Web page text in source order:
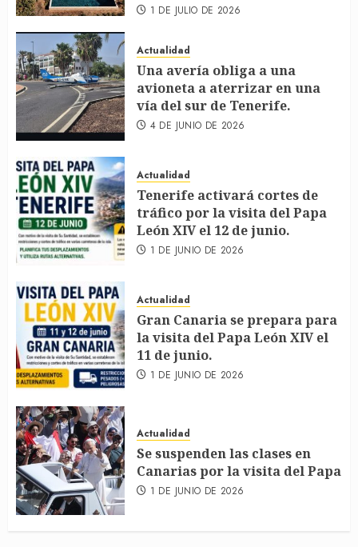
1 DE JULIO DE 2026
Actualidad
Una avería obliga a una
avioneta a aterrizar en una
vía del sur de Tenerife.
4 DE JUNIO DE 2026
Actualidad
Tenerife activará cortes de
tráfico por la visita del Papa
León XIV el 12 de junio.
1 DE JUNIO DE 2026
Actualidad
Gran Canaria se prepara para
la visita del Papa León XIV el
11 de junio.
1 DE JUNIO DE 2026
Actualidad
Se suspenden las clases en
Canarias por la visita del Papa
1 DE JUNIO DE 2026